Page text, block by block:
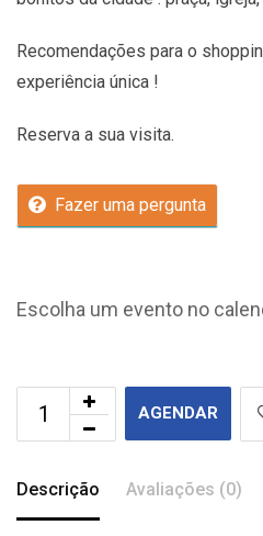
Recomendações para o
experiência única !
Reserva a sua visita.
Fazer uma pergunta
Escolha um evento no
AGENDAR
Descrição Avaliações (0)